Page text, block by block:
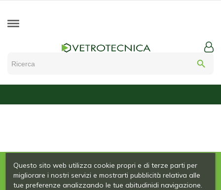
search
Questo sito web utilizza cookie propri e di terze parti per
migliorare i nostri servizi e mostrarti pubblicità relativa alle
tue preferenze analizzando le tue abitudinidi navigazione.